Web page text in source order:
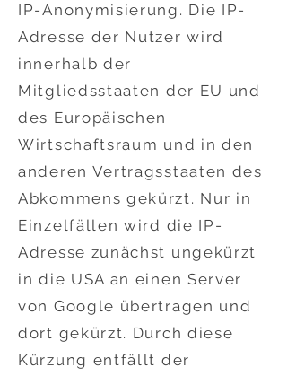
IP-Anonymisierung. Die IP-
Adresse der Nutzer wird
innerhalb der
Mitgliedsstaaten der EU und
des Europäischen
Wirtschaftsraum und in den
anderen Vertragsstaaten des
Abkommens gekürzt. Nur in
Einzelfällen wird die IP-
Adresse zunächst ungekürzt
in die USA an einen Server
von Google übertragen und
dort gekürzt. Durch diese
Kürzung entfällt der